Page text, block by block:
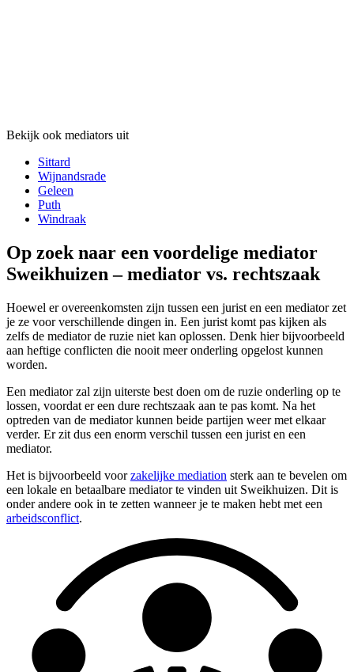
Bekijk ook mediators uit
Sittard
Wijnandsrade
Geleen
Puth
Windraak
Op zoek naar een voordelige mediator
Sweikhuizen – mediator vs. rechtszaak
Hoewel er overeenkomsten zijn tussen een jurist en een mediator zet
je ze voor verschillende dingen in. Een jurist komt pas kijken als
zelfs de mediator de ruzie niet kan oplossen. Denk hier bijvoorbeeld
aan heftige conflicten die nooit meer onderling opgelost kunnen
worden.
Een mediator zal zijn uiterste best doen om de ruzie onderling op te
lossen, voordat er een dure rechtszaak aan te pas komt. Na het
optreden van de mediator kunnen beide partijen weer met elkaar
verder. Er zit dus een enorm verschil tussen een jurist en een
mediator.
Het is bijvoorbeeld voorzakelijke mediation sterk aan te bevelen om
een lokale en betaalbare mediator te vinden uit Sweikhuizen. Dit is
onder andere ook in te zetten wanneer je te maken hebt met een
arbeidsconflict.